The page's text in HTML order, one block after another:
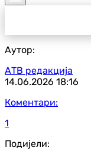
Аутор:
АТВ редакција
14.06.2026 18:16
Коментари:
1
Подијели: